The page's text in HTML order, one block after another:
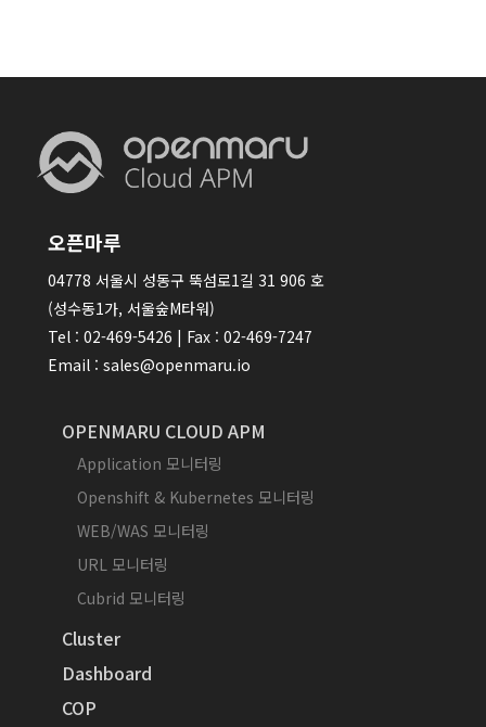
오픈마루
04778 서울시 성동구 뚝섬로1길 31 906 호
(성수동1가, 서울숲M타워)
Tel : 02-469-5426 | Fax : 02-469-7247
Email : sales@openmaru.io
OPENMARU CLOUD APM
Application 모니터링
Openshift & Kubernetes 모니터링
WEB/WAS 모니터링
URL 모니터링
Cubrid 모니터링
Cluster
Dashboard
COP